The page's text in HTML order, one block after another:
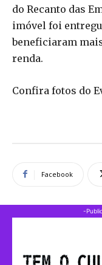
do Recanto das
imóvel foi
beneficiaram
renda.
Confira fotos do
Facebook
-